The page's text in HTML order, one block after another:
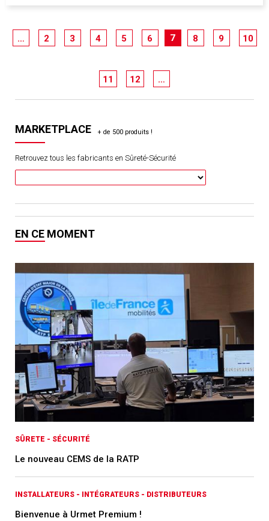
… 2 3 4 5 6 7 8 9 10
11 12 …
MARKETPLACE
Retrouvez tous les fabricants en Sûreté-Sécurité
EN CE MOMENT
SÛRETE - SÉCURITÉ
Le nouveau CEMS de la RATP
INSTALLATEURS - INTÉGRATEURS - DISTRIBUTEURS
Bienvenue à Urmet Premium !